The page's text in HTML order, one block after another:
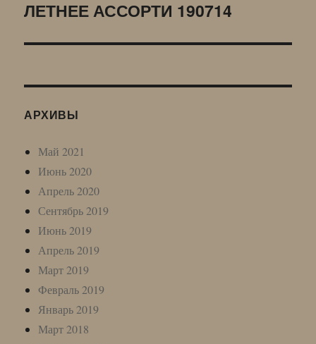
Следующая
ЛЕТНЕЕ АССОРТИ 190714
АРХИВЫ
Май 2021
Июнь 2020
Апрель 2020
Сентябрь 2019
Июнь 2019
Апрель 2019
Март 2019
Февраль 2019
Январь 2019
Март 2018